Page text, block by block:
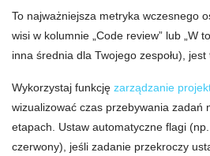
To najważniejsza metryka wczesnego
wisi w kolumnie „Code review” lub „W
inna średnia dla Twojego zespołu), jest
Wykorzystaj funkcję zarządzanie
wizualizować czas przebywania zadań
etapach. Ustaw automatyczne flagi
czerwony), jeśli zadanie przekroczy